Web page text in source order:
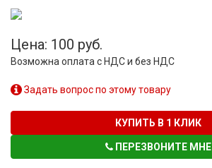
Цена: 100 руб.
Возможна оплата с НДС и без НДС
Задать вопрос по этому товару
КУПИТЬ В 1 КЛИК
ПЕРЕЗВОНИТЕ МНЕ